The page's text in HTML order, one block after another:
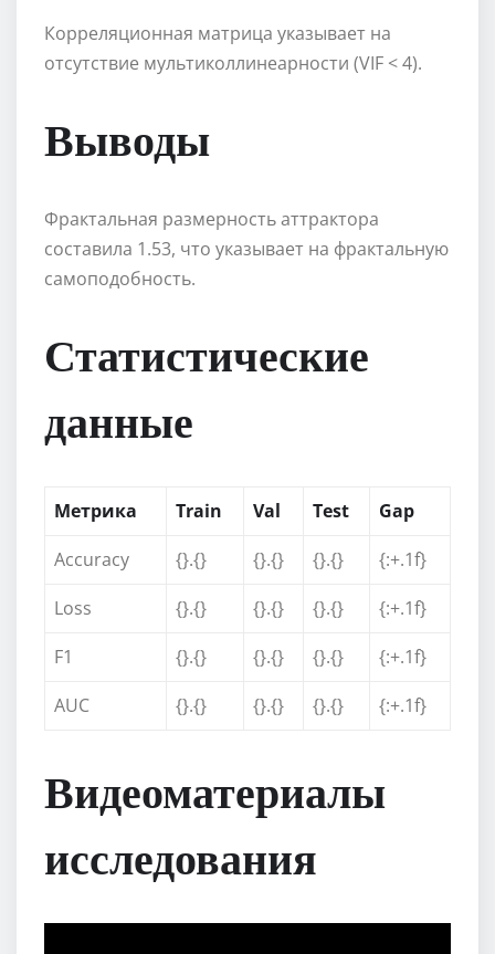
Корреляционная матрица указывает на
отсутствие мультиколлинеарности (VIF < 4).
Выводы
Фрактальная размерность аттрактора
составила 1.53, что указывает на фрактальную
самоподобность.
Статистические
данные
Метрика Train Val Test
Gap
Accuracy
{}.{} {}.{} {}.{}
{:+.1f}
Loss
{}.{} {}.{} {}.{}
{:+.1f}
F1
{}.{} {}.{} {}.{}
{:+.1f}
AUC
{}.{} {}.{} {}.{} {:+.1f}
Видеоматериалы
исследования